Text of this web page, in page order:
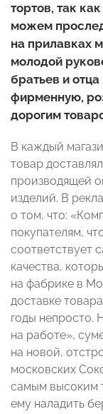
тортов, так
можем
на прилавках
молодой
братьев и
фирменную,
дорогим
В каждый
товар
производящей
изделий. В
о том, что:
покупателям,
соответствует
качества,
на фабрике в
доставке
годы непросто.
на работе»,
на новой,
московских
самым высоким
ему наладить